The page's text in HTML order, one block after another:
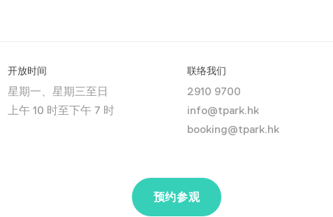
开放时间
星期一、星期三至日
上午 10 时至下午 7 时
联络我们
2910 9700
info@tpark.hk
booking@tpark.hk
预约参观